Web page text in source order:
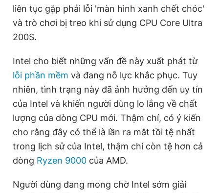
liên tục gặp phải lỗi 'màn hình xanh chết chóc'
và trò chơi bị treo khi sử dụng CPU Core Ultra
200S.
Intel cho biết những vấn đề này xuất phát từ
lỗi phần mềm và đang nỗ lực khắc phục. Tuy
nhiên, tình trạng này đã ảnh hưởng đến uy tín
của Intel và khiến người dùng lo lắng về chất
lượng của dòng CPU mới. Thậm chí, có ý kiến
cho rằng đây có thể là lần ra mắt tồi tệ nhất
trong lịch sử của Intel, thậm chí còn tệ hơn cả
dòng Ryzen 9000 của AMD.
Người dùng đang mong chờ Intel sớm giải